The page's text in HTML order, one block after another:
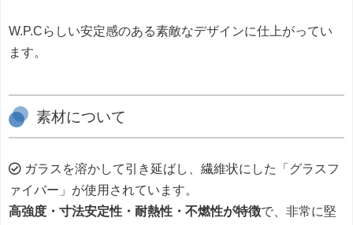
W.P.Cらしい安定感のある素敵なデザインに仕上がってい
ます。
素材について
ガラスを溶かして引き延ばし、繊維状にした「グラスフ
ァイバー」が使用されています。
高強度・寸法安定性・耐熱性・不燃性が特徴で、非常に堅